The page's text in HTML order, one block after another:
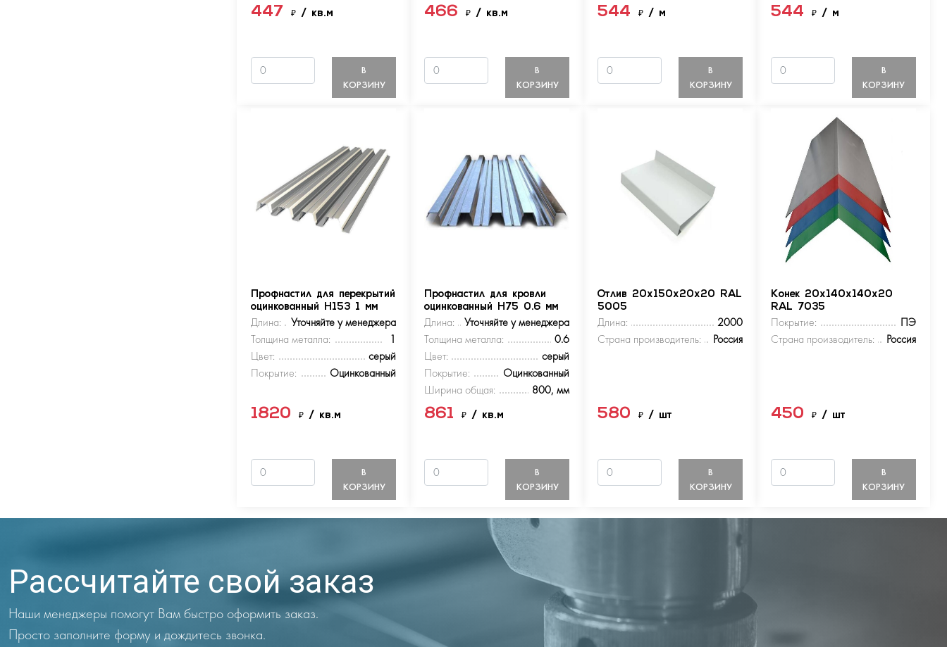
447₽/ кв.м
В
КОРЗИНУ
466₽/ кв.м
В
КОРЗИНУ
544₽/ м
В
КОРЗИНУ
544 ₽ / м
В
КОРЗИНУ
Профнастил для перекрытий
оцинкованный Н153 1 мм
Длина:
Уточняйте у менеджера
Толщина металла:
1
Цвет:
серый
Покрытие:
Оцинкованный
1820₽/ кв.м
В
КОРЗИНУ
Профнастил для кровли
оцинкованный Н75 0.6 мм
Длина:
Уточняйте у менеджера
Толщина металла:
0.6
Цвет:
серый
Покрытие:
Оцинкованный
Ширина общая:
800, мм
861₽/ кв.м
В
КОРЗИНУ
Отлив 20х150х20х20 RAL
5005
Длина:
2000
Страна производитель:
Россия
580₽/ шт
В
КОРЗИНУ
Конек 20х140х140х20
RAL 7035
Покрытие:
ПЭ
Страна производитель:
Россия
450 ₽ / шт
В
КОРЗИНУ
Рассчитайте свой заказ
Наши менеджеры помогут Вам быстро оформить заказ.
Просто заполните форму и дождитесь звонка.